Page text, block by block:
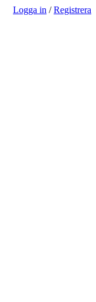
Logga in /Registrera